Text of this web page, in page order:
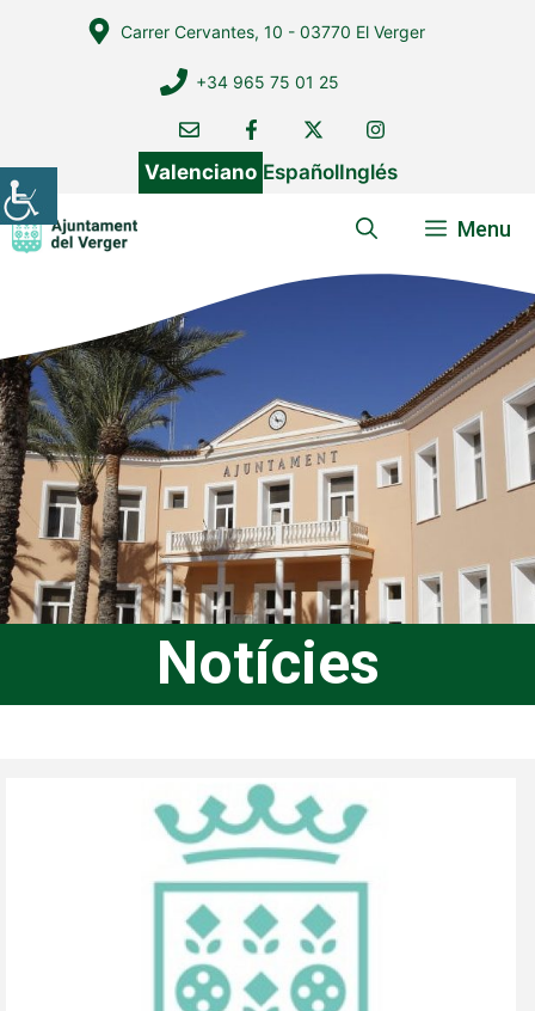
Carrer Cervantes, 10 - 03770 El Verger
+34 965 75 01 25
Valenciano EspañolInglés
Menu
Notícies